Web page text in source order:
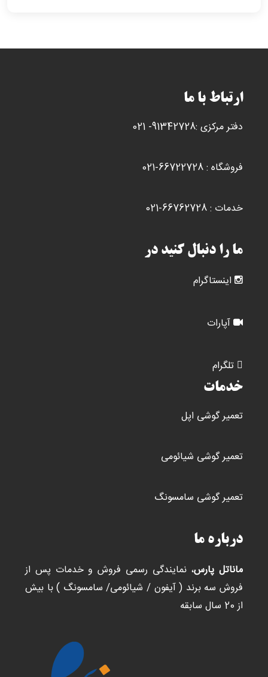
ارتباط با ما
دفتر مرکزی :91342728- 021
فروشگاه : 66722728-021
خدمات : 66762728-021
ما را دنبال کنید در
اینستاگرام
آپارات
تلگرام
خدمات
تعمیر گوشی اپل
تعمیر گوشی شیائومی
تعمیر گوشی سامسونگ
درباره ما
ماناتل پارس، نمایندگی رسمی فروش و خدمات پس از
فروش سه برند ( آیفون / شیائومی/ سامسونگ ) با بیش
از 20 سال سابقه